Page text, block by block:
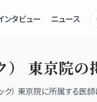
ンタビュー ニュース
東京院の
ク） 東京院に所属する医